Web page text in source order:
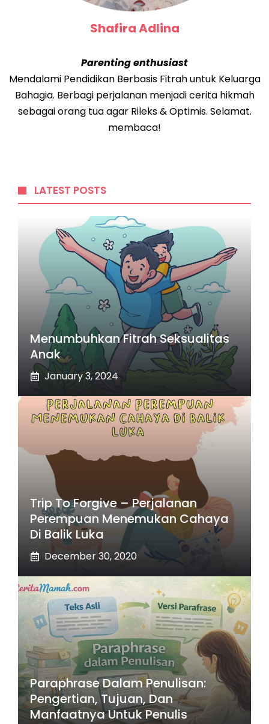
Shafira Adlina
Parenting enthusiast
Mendalami Pendidikan Berbasis Fitrah untuk Keluarga
Bahagia. Berbagi perjalanan menjadi cerita hikmah
sebagai orang tua agar Rileks & Optimis. Selamat.
membaca!
LATEST POSTS
Menumbuhkan Fitrah Seksualitas
Anak
January 3, 2024
Trip To Forgive – Perjalanan
Perempuan Menemukan Cahaya
Di Balik Luka
December 30, 2020
Paraphrase Dalam Penulisan:
Pengertian, Tujuan, Dan
Manfaatnya Untuk Penulis